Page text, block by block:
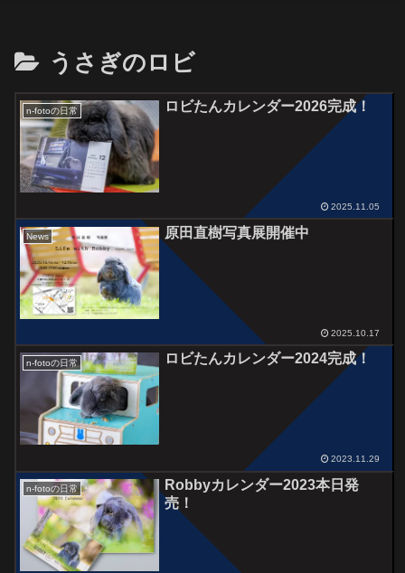
うさぎのロビ
n-fotoの日常 ロビたんカレンダー2026完成！
2025.11.05
News 原田直樹写真展開催中
2025.10.17
n-fotoの日常 ロビたんカレンダー2024完成！
2023.11.29
n-fotoの日常
Robbyカレンダー2023本日発
売！